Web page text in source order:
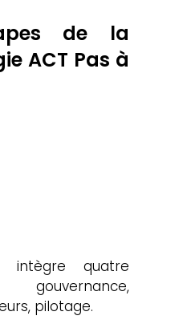
de la
ACT Pas à
intègre quatre
pilotage.